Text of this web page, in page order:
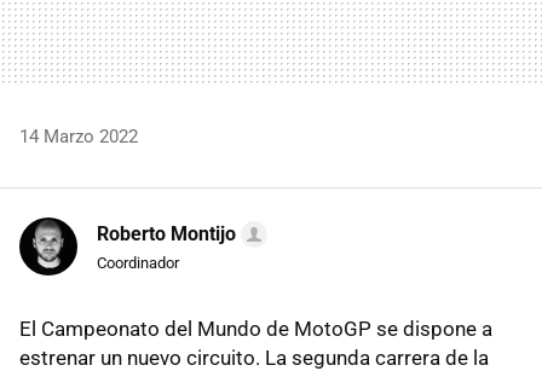
14 Marzo 2022
Roberto Montijo
Coordinador
El Campeonato del Mundo de MotoGP se dispone a
estrenar un nuevo circuito. La segunda carrera de la